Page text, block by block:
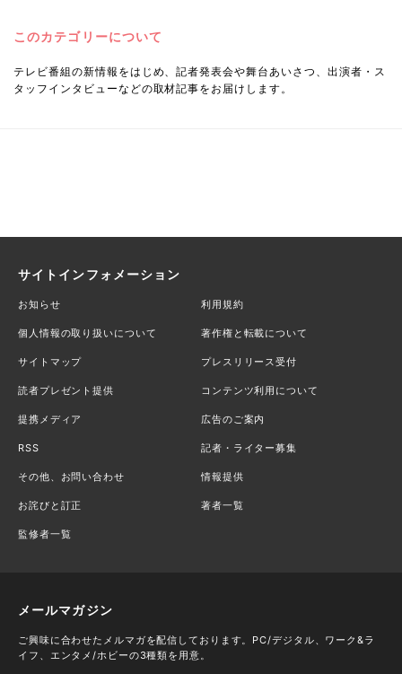
このカテゴリーについて
テレビ番組の新情報をはじめ、記者発表会や舞台あいさつ、出演者・ス
タッフインタビューなどの取材記事をお届けします。
サイトインフォメーション
お知らせ 利用規約
個人情報の取り扱いについて 著作権と転載について
サイトマップ プレスリリース受付
読者プレゼント提供 コンテンツ利用について
提携メディア 広告のご案内
RSS 記者・ライター募集
その他、お問い合わせ 情報提供
お詫びと訂正 著者一覧
監修者一覧
メールマガジン
ご興味に合わせたメルマガを配信しております。PC/デジタル、ワーク&ラ
イフ、エンタメ/ホビーの3種類を用意。